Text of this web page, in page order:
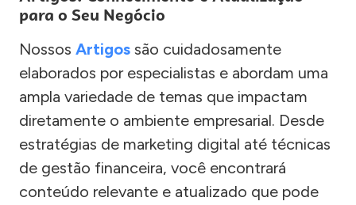
para o Seu Negócio
Nossos Artigos são cuidadosamente
elaborados por especialistas e abordam uma
ampla variedade de temas que impactam
diretamente o ambiente empresarial. Desde
estratégias de marketing digital até técnicas
de gestão financeira, você encontrará
conteúdo relevante e atualizado que pode